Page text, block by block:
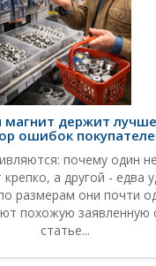
держит лучше
ошибок
почему один
а другой - едва
размерам они почти
похожую заявленную
статье...